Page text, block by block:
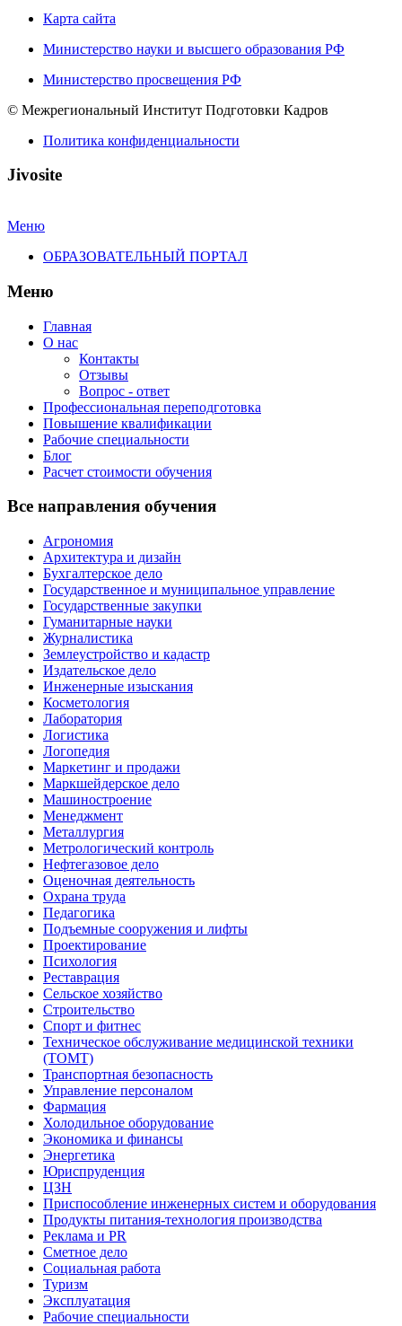
Карта сайта
Министерство науки и высшего образования РФ
Министерство просвещения РФ
© Межрегиональный Институт Подготовки Кадров
Политика конфиденциальности
Jivosite
Меню
ОБРАЗОВАТЕЛЬНЫЙ ПОРТАЛ
Меню
Главная
О нас
Контакты
Отзывы
Вопрос - ответ
Профессиональная переподготовка
Повышение квалификации
Рабочие специальности
Блог
Расчет стоимости обучения
Все направления обучения
Агрономия
Архитектура и дизайн
Бухгалтерское дело
Государственное и муниципальное управление
Государственные закупки
Гуманитарные науки
Журналистика
Землеустройство и кадастр
Издательское дело
Инженерные изыскания
Косметология
Лаборатория
Логистика
Логопедия
Маркетинг и продажи
Маркшейдерское дело
Машиностроение
Менеджмент
Металлургия
Метрологический контроль
Нефтегазовое дело
Оценочная деятельность
Охрана труда
Педагогика
Подъемные сооружения и лифты
Проектирование
Психология
Реставрация
Сельское хозяйство
Строительство
Спорт и фитнес
Техническое обслуживание медицинской техники
(ТОМТ)
Транспортная безопасность
Управление персоналом
Фармация
Холодильное оборудование
Экономика и финансы
Энергетика
Юриспруденция
ЦЗН
Приспособление инженерных систем и оборудования
Продукты питания-технология производства
Реклама и PR
Сметное дело
Социальная работа
Туризм
Эксплуатация
Рабочие специальности